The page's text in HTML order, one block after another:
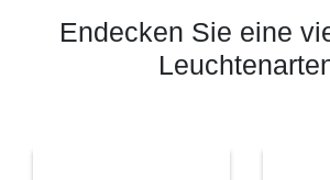
Endecken Sie eine